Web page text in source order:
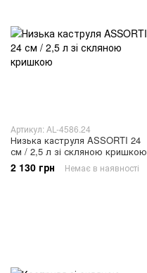
Артикул: AL-4586.24
Низька каструля ASSORTI 24
см / 2,5 л зі скляною кришкою
2 130 грн Немає в наявності